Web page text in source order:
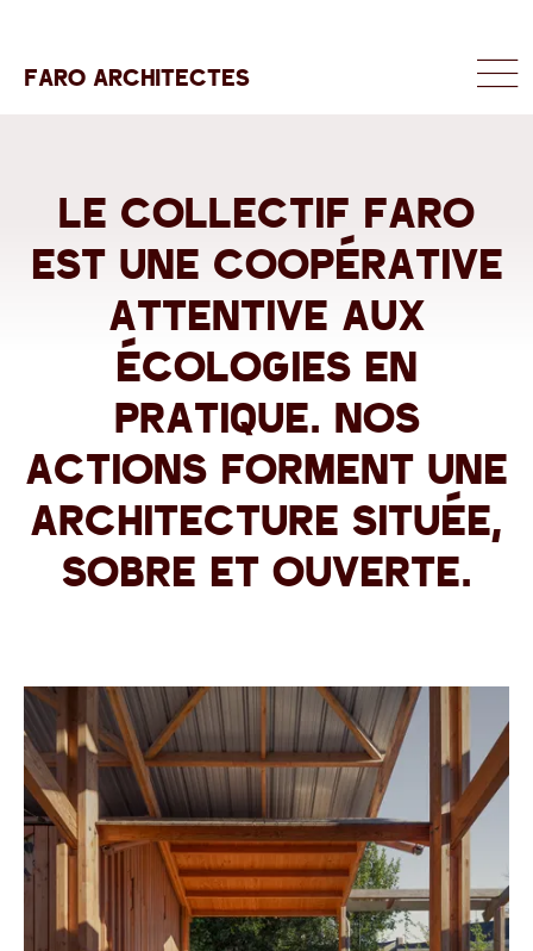
FARO ARCHITECTES MENU
Accueil
le collectif faro
est une coopérative
attentive aux
écologies en
pratique. Nos
actions forment une
architecture située,
sobre et ouverte.
Agrandir